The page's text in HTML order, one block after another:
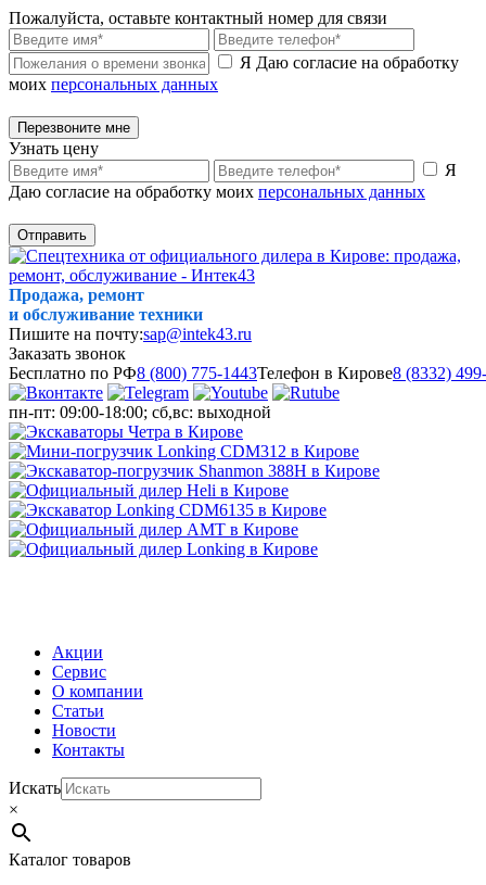
Пожалуйста, оставьте контактный номер для связи
Я Даю согласие на обработку
моих персональных данных
Перезвоните мне
Узнать цену
Я
Даю согласие на обработку моих персональных данных
Отправить
Продажа, ремонт
и обслуживание техники
Пишите на почту:sap@intek43.ru
Заказать звонок
Бесплатно по РФ8 (800) 775-1443Телефон в Кирове8 (8332)
пн-пт: 09:00-18:00; сб,вс: выходной
Акции
Сервис
О компании
Статьи
Новости
Контакты
Искать
×
Каталог товаров